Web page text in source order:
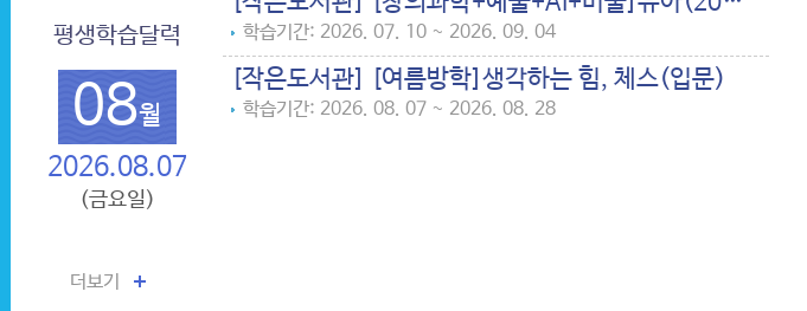
평생학습달력
08월
2026.08.07
(금요일)
더보기
학습기간: 2026. 07. 10 ~ 2026. 09. 04
[작은도서관] [여름방학]생각하는 힘, 체스(입문)
학습기간: 2026. 08. 07 ~ 2026. 08. 28